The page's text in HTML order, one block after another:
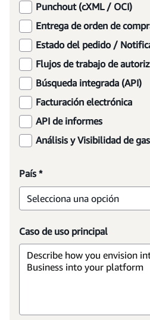
Punchout (cXML / OCI)
Entrega de orden de
Estado del pedido /
Flujos de trabajo de
Búsqueda integrada (API)
Facturación electrónica
API de informes
Análisis y Visibilidad de
País *
Selecciona una opción
Caso de uso principal